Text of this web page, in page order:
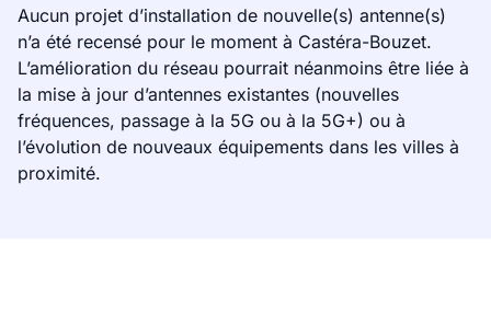
Aucun projet d’installation de nouvelle(s) antenne(s)
n’a été recensé pour le moment à Castéra-Bouzet.
L’amélioration du réseau pourrait néanmoins être liée à
la mise à jour d’antennes existantes (nouvelles
fréquences, passage à la 5G ou à la 5G+) ou à
l’évolution de nouveaux équipements dans les villes à
proximité.